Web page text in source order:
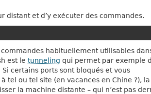
distant et d’y exécuter des commandes.
habituellement utilisables
est le tunneling qui permet par exemple
Si certains ports sont bloqués et vous
tel ou tel site (en vacances en Chine ?), la
la machine distante – qui n’est pas